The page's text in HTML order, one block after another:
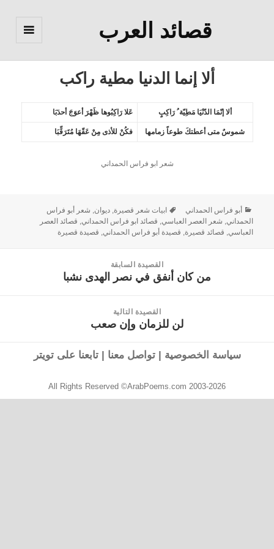
قصائد العرب
ألا إنما الدنيا مطية راكب
ألا إنّمَا الدّنْيَا مَطِيّة ُ رَاكِبٍ عَلا رَاكِبُوها ظَهْرَ أعوَجَ أحدَبَا
شموسٌ متى أعطتكَ طوعاً زمامها فكُنْ للأذى مِنْ عَقّهَا مُتَرَقِّبَا
شعر ابو فراس الحمداني
أبو فراس الحمداني ابيات شعر قصيرة,ديوان, شعر أبو فراس
الحمداني, شعر العصر العباسي, قصائد ابو فراس الحمداني, قصائد العصر
العباسي, قصائد قصيرة, قصيدة أبو فراس الحمداني, قصيدة قصيرة
القصيدة السابقة
من كان أنفق في نصر الهدى نشبا
القصيدة التالية
لن للزمان وإن صعب
سياسة الخصوصية |تواصل معنا |تابعنا على تويتر
All Rights Reserved ©ArabPoems.com 2003-2026